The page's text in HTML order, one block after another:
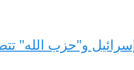
و"حزب الله"